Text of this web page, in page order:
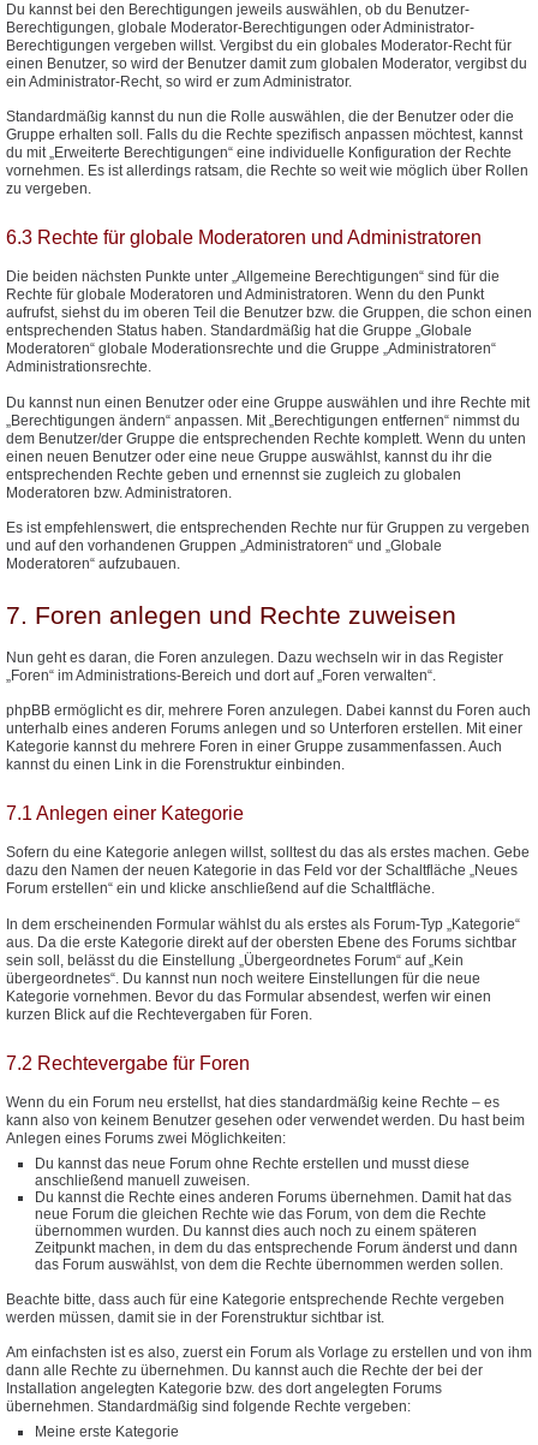
Du kannst bei den Berechtigungen jeweils auswählen, ob du Benutzer-
Berechtigungen, globale Moderator-Berechtigungen oder Administrator-
Berechtigungen vergeben willst. Vergibst du ein globales Moderator-Recht für
einen Benutzer, so wird der Benutzer damit zum globalen Moderator, vergibst du
ein Administrator-Recht, so wird er zum Administrator.
Standardmäßig kannst du nun die Rolle auswählen, die der Benutzer oder die
Gruppe erhalten soll. Falls du die Rechte spezifisch anpassen möchtest, kannst
du mit „Erweiterte Berechtigungen“ eine individuelle Konfiguration der Rechte
vornehmen. Es ist allerdings ratsam, die Rechte so weit wie möglich über Rollen
zu vergeben.
6.3 Rechte für globale Moderatoren und Administratoren
Die beiden nächsten Punkte unter „Allgemeine Berechtigungen“ sind für die
Rechte für globale Moderatoren und Administratoren. Wenn du den Punkt
aufrufst, siehst du im oberen Teil die Benutzer bzw. die Gruppen, die schon einen
entsprechenden Status haben. Standardmäßig hat die Gruppe „Globale
Moderatoren“ globale Moderationsrechte und die Gruppe „Administratoren“
Administrationsrechte.
Du kannst nun einen Benutzer oder eine Gruppe auswählen und ihre Rechte mit
„Berechtigungen ändern“ anpassen. Mit „Berechtigungen entfernen“ nimmst du
dem Benutzer/der Gruppe die entsprechenden Rechte komplett. Wenn du unten
einen neuen Benutzer oder eine neue Gruppe auswählst, kannst du ihr die
entsprechenden Rechte geben und ernennst sie zugleich zu globalen
Moderatoren bzw. Administratoren.
Es ist empfehlenswert, die entsprechenden Rechte nur für Gruppen zu vergeben
und auf den vorhandenen Gruppen „Administratoren“ und „Globale
Moderatoren“ aufzubauen.
7. Foren anlegen und Rechte zuweisen
Nun geht es daran, die Foren anzulegen. Dazu wechseln wir in das Register
„Foren“ im Administrations-Bereich und dort auf „Foren verwalten“.
phpBB ermöglicht es dir, mehrere Foren anzulegen. Dabei kannst du Foren auch
unterhalb eines anderen Forums anlegen und so Unterforen erstellen. Mit einer
Kategorie kannst du mehrere Foren in einer Gruppe zusammenfassen. Auch
kannst du einen Link in die Forenstruktur einbinden.
7.1 Anlegen einer Kategorie
Sofern du eine Kategorie anlegen willst, solltest du das als erstes machen. Gebe
dazu den Namen der neuen Kategorie in das Feld vor der Schaltfläche „Neues
Forum erstellen“ ein und klicke anschließend auf die Schaltfläche.
In dem erscheinenden Formular wählst du als erstes als Forum-Typ „Kategorie“
aus. Da die erste Kategorie direkt auf der obersten Ebene des Forums sichtbar
sein soll, belässt du die Einstellung „Übergeordnetes Forum“ auf „Kein
übergeordnetes“. Du kannst nun noch weitere Einstellungen für die neue
Kategorie vornehmen. Bevor du das Formular absendest, werfen wir einen
kurzen Blick auf die Rechtevergaben für Foren.
7.2 Rechtevergabe für Foren
Wenn du ein Forum neu erstellst, hat dies standardmäßig keine Rechte – es
kann also von keinem Benutzer gesehen oder verwendet werden. Du hast beim
Anlegen eines Forums zwei Möglichkeiten:
Du kannst das neue Forum ohne Rechte erstellen und musst diese
anschließend manuell zuweisen.
Du kannst die Rechte eines anderen Forums übernehmen. Damit hat das
neue Forum die gleichen Rechte wie das Forum, von dem die Rechte
übernommen wurden. Du kannst dies auch noch zu einem späteren
Zeitpunkt machen, in dem du das entsprechende Forum änderst und dann
das Forum auswählst, von dem die Rechte übernommen werden sollen.
Beachte bitte, dass auch für eine Kategorie entsprechende Rechte vergeben
werden müssen, damit sie in der Forenstruktur sichtbar ist.
Am einfachsten ist es also, zuerst ein Forum als Vorlage zu erstellen und von ihm
dann alle Rechte zu übernehmen. Du kannst auch die Rechte der bei der
Installation angelegten Kategorie bzw. des dort angelegten Forums
übernehmen. Standardmäßig sind folgende Rechte vergeben:
Meine erste Kategorie